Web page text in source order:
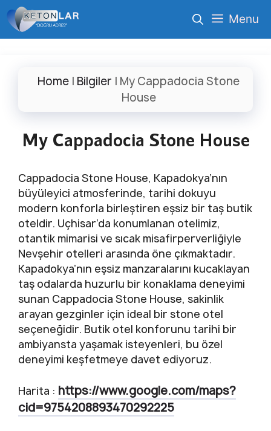
İçeriğe
atla
Menu
Home | Bilgiler | My Cappadocia Stone
House
My Cappadocia Stone House
Cappadocia Stone House, Kapadokya’nın
büyüleyici atmosferinde, tarihi dokuyu
modern konforla birleştiren eşsiz bir taş butik
oteldir. Uçhisar’da konumlanan otelimiz,
otantik mimarisi ve sıcak misafirperverliğiyle
Nevşehir otelleri arasında öne çıkmaktadır.
Kapadokya’nın eşsiz manzaralarını kucaklayan
taş odalarda huzurlu bir konaklama deneyimi
sunan Cappadocia Stone House, sakinlik
arayan gezginler için ideal bir stone otel
seçeneğidir. Butik otel konforunu tarihi bir
ambiyansta yaşamak isteyenleri, bu özel
deneyimi keşfetmeye davet ediyoruz.
Harita : https://www.google.com/maps?
cid=9754208893470292225